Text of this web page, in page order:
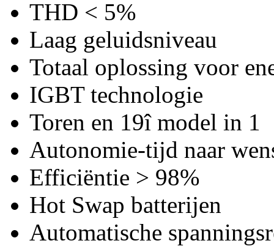
THD < 5%
Laag geluidsniveau
Totaal oplossing voor
IGBT technologie
Toren en 19î model in 1
Autonomie-tijd naar
Efficiëntie > 98%
Hot Swap batterijen
Automatische